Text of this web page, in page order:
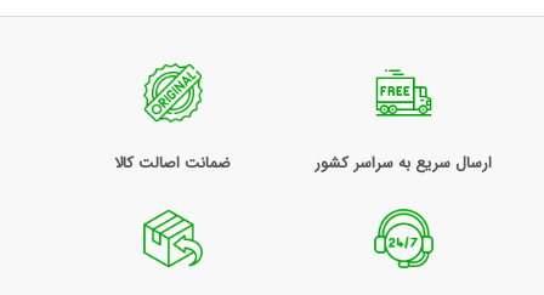
ارسال سریع به سراسر کشور ضمانت اصالت کالا